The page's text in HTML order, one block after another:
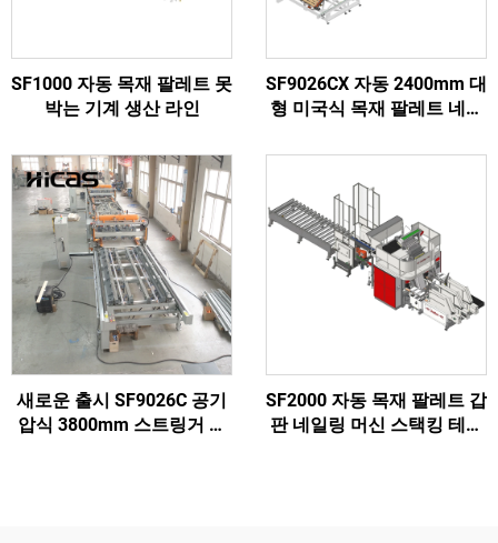
SF1000 자동 목재 팔레트 못
박는 기계 생산 라인
SF9026CX 자동 2400mm 대
형 미국식 목재 팔레트 네일
새로운 출시 SF9026C 공기
압식 3800mm 스트링거 우
SF2000 자동 목재 팔레트 갑
판 네일링 머신 스택킹 테이